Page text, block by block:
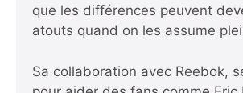
que les différences peuvent
atouts quand on les assume
Sa collaboration avec Reebok,